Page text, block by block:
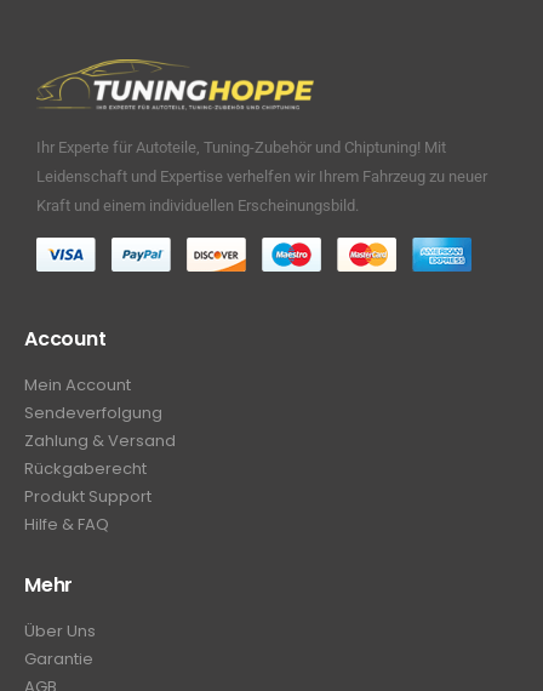
Ihr Experte für Autoteile, Tuning-Zubehör und Chiptuning! Mit
Leidenschaft und Expertise verhelfen wir Ihrem Fahrzeug zu neuer
Kraft und einem individuellen Erscheinungsbild.
Account
Mein Account
Sendeverfolgung
Zahlung & Versand
Rückgaberecht
Produkt Support
Hilfe & FAQ
Mehr
Über Uns
Garantie